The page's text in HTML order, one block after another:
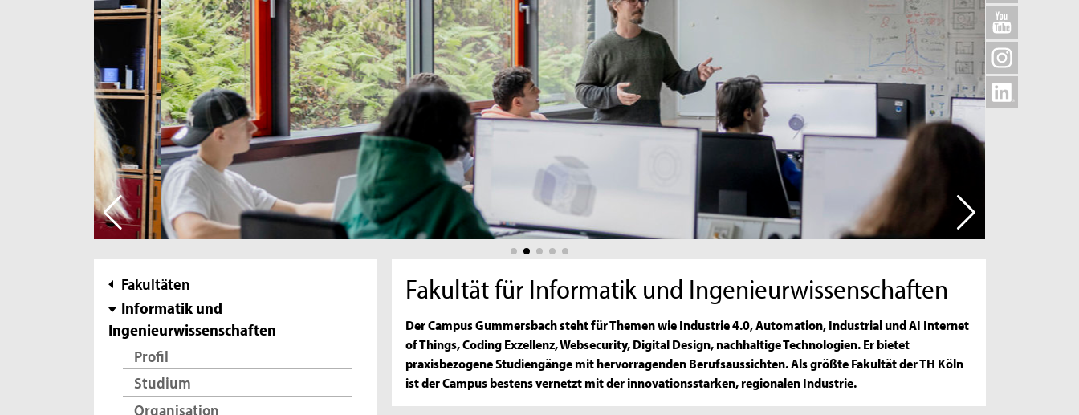
Subnavigation
Fakultäten
Informatik und
Ingenieurwissenschaften
Profil
Studium
Organisation
Fakultät für Informatik und Ingenieurwissenschaften
Der Campus Gummersbach steht für Themen wie Industrie 4.0, Automation, Industrial und AI Internet
of Things, Coding Exzellenz, Websecurity, Digital Design, nachhaltige Technologien. Er bietet
praxisbezogene Studiengänge mit hervorragenden Berufsaussichten. Als größte Fakultät der TH Köln
ist der Campus bestens vernetzt mit der innovationsstarken, regionalen Industrie.